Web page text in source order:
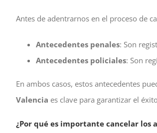
Antes de adentrarnos en el proceso de
Antecedentes penales: Son
Antecedentes policiales: Son
En ambos casos, estos antecedentes
Valencia es clave para garantizar el
¿Por qué es importante cancelar los